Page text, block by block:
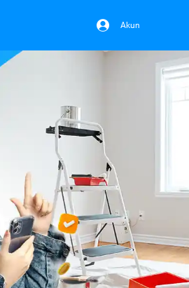
Akun